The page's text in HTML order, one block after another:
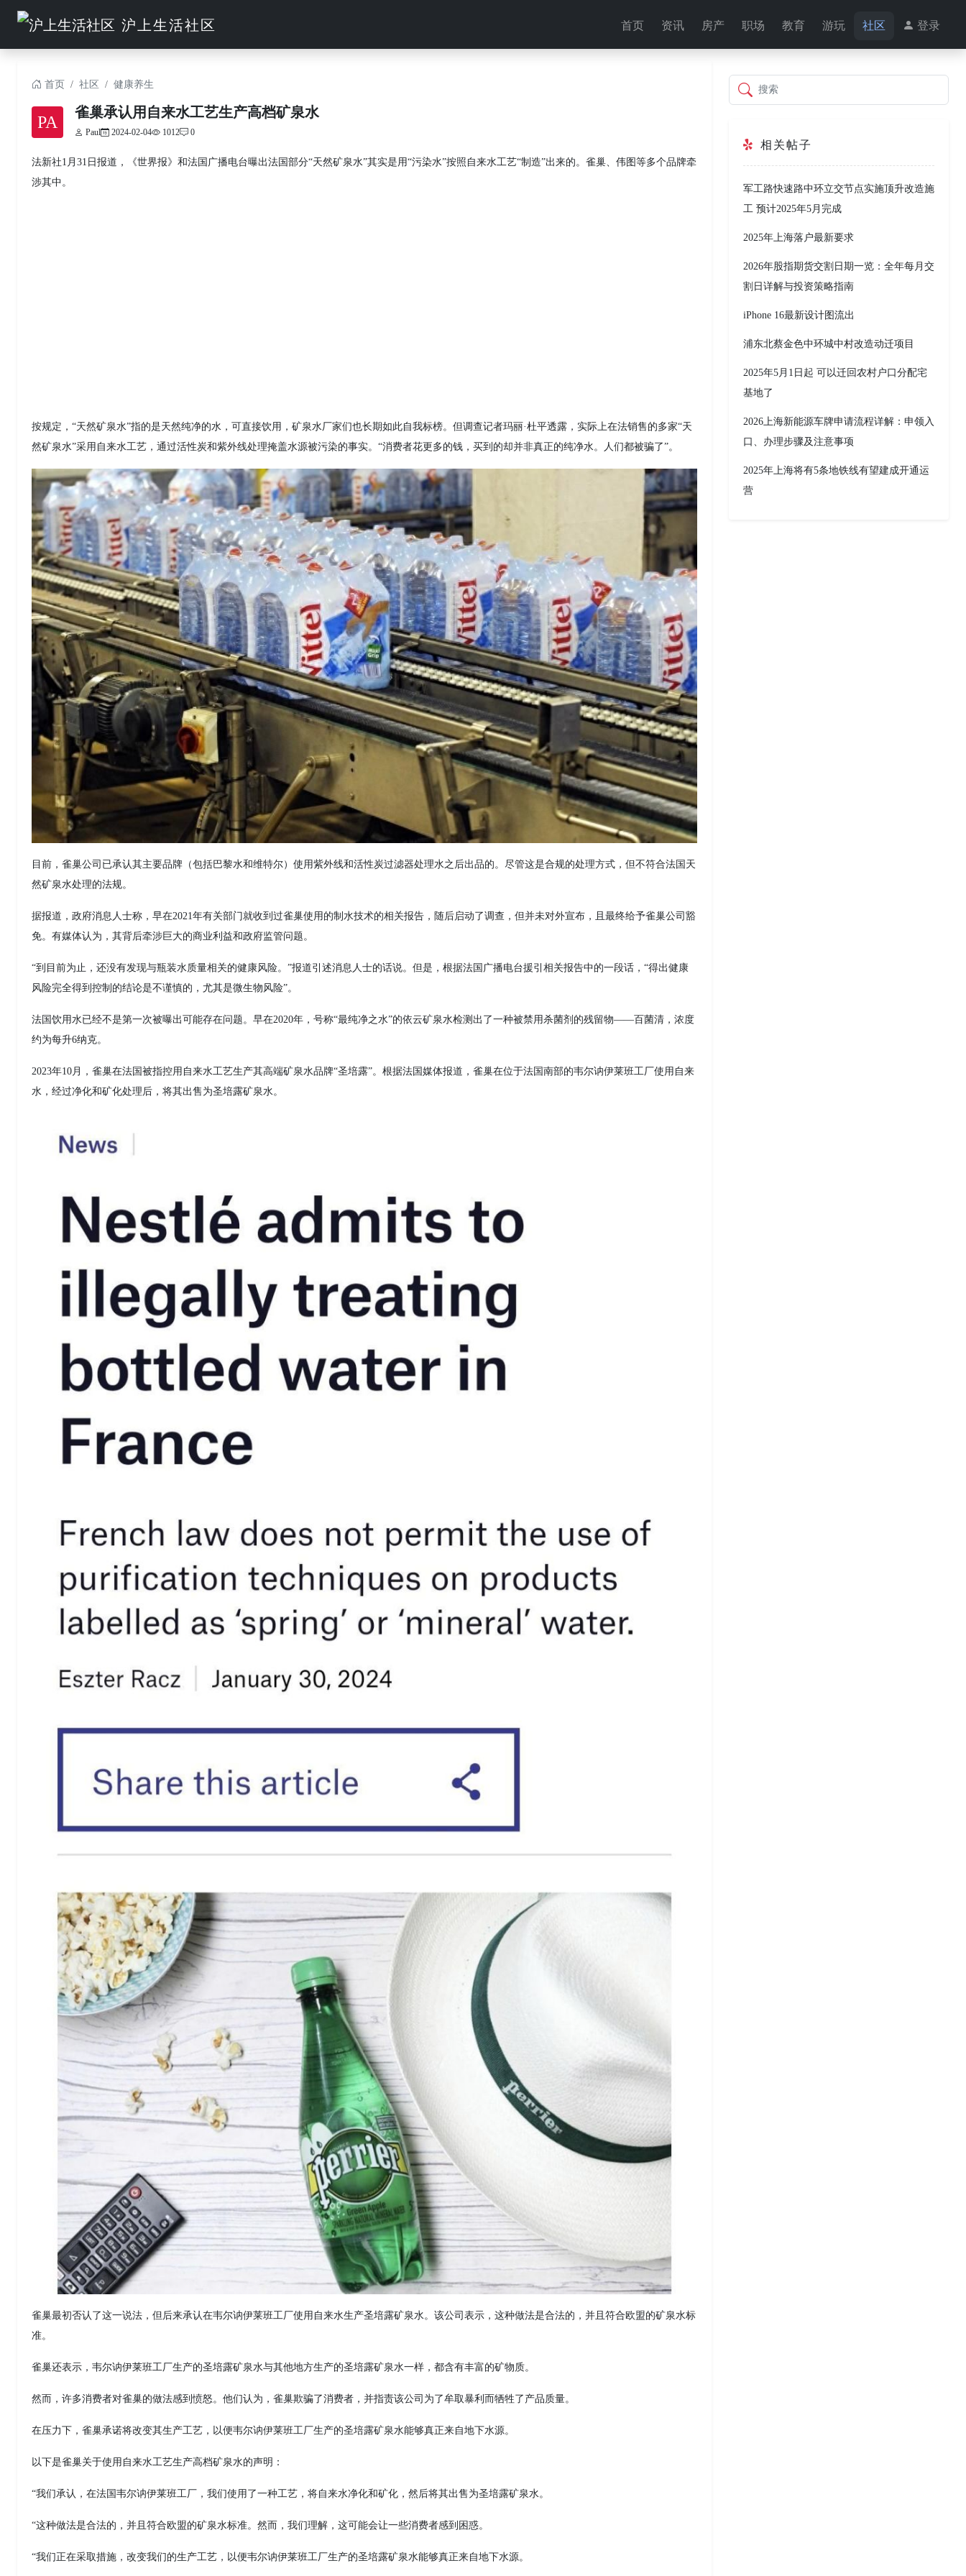
沪上生活社区 首页 资讯 房产 职场 教育 游玩 社区 登录
首页 社区 健康养生
PA
雀巢承认用自来水工艺生产高档矿泉水
Paul 2024-02-04 1012 0
法新社1月31日报道，《世界报》和法国广播电台曝出法国部分“天然矿泉水”其实是用“污染水”按照自来水工艺“制造”出来的。雀巢、伟图等多个品牌牵
涉其中。
按规定，“天然矿泉水”指的是天然纯净的水，可直接饮用，矿泉水厂家们也长期如此自我标榜。但调查记者玛丽·杜平透露，实际上在法销售的多家“天
然矿泉水”采用自来水工艺，通过活性炭和紫外线处理掩盖水源被污染的事实。“消费者花更多的钱，买到的却并非真正的纯净水。人们都被骗了”。
目前，雀巢公司已承认其主要品牌（包括巴黎水和维特尔）使用紫外线和活性炭过滤器处理水之后出品的。尽管这是合规的处理方式，但不符合法国天
然矿泉水处理的法规。
据报道，政府消息人士称，早在2021年有关部门就收到过雀巢使用的制水技术的相关报告，随后启动了调查，但并未对外宣布，且最终给予雀巢公司豁
免。有媒体认为，其背后牵涉巨大的商业利益和政府监管问题。
“到目前为止，还没有发现与瓶装水质量相关的健康风险。”报道引述消息人士的话说。但是，根据法国广播电台援引相关报告中的一段话，“得出健康
风险完全得到控制的结论是不谨慎的，尤其是微生物风险”。
法国饮用水已经不是第一次被曝出可能存在问题。早在2020年，号称“最纯净之水”的依云矿泉水检测出了一种被禁用杀菌剂的残留物——百菌清，浓度
约为每升6纳克。
2023年10月，雀巢在法国被指控用自来水工艺生产其高端矿泉水品牌“圣培露”。根据法国媒体报道，雀巢在位于法国南部的韦尔讷伊莱班工厂使用自来
水，经过净化和矿化处理后，将其出售为圣培露矿泉水。
雀巢最初否认了这一说法，但后来承认在韦尔讷伊莱班工厂使用自来水生产圣培露矿泉水。该公司表示，这种做法是合法的，并且符合欧盟的矿泉水标
准。
雀巢还表示，韦尔讷伊莱班工厂生产的圣培露矿泉水与其他地方生产的圣培露矿泉水一样，都含有丰富的矿物质。
然而，许多消费者对雀巢的做法感到愤怒。他们认为，雀巢欺骗了消费者，并指责该公司为了牟取暴利而牺牲了产品质量。
在压力下，雀巢承诺将改变其生产工艺，以便韦尔讷伊莱班工厂生产的圣培露矿泉水能够真正来自地下水源。
以下是雀巢关于使用自来水工艺生产高档矿泉水的声明：
“我们承认，在法国韦尔讷伊莱班工厂，我们使用了一种工艺，将自来水净化和矿化，然后将其出售为圣培露矿泉水。
“这种做法是合法的，并且符合欧盟的矿泉水标准。然而，我们理解，这可能会让一些消费者感到困惑。
“我们正在采取措施，改变我们的生产工艺，以便韦尔讷伊莱班工厂生产的圣培露矿泉水能够真正来自地下水源。
搜索
相关帖子
军工路快速路中环立交节点实施顶升改造施
工 预计2025年5月完成
2025年上海落户最新要求
2026年股指期货交割日期一览：全年每月交
割日详解与投资策略指南
iPhone 16最新设计图流出
浦东北蔡金色中环城中村改造动迁项目
2025年5月1日起 可以迁回农村户口分配宅
基地了
2026上海新能源车牌申请流程详解：申领入
口、办理步骤及注意事项
2025年上海将有5条地铁线有望建成开通运
营